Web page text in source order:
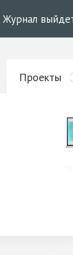
Журнал
Проекты